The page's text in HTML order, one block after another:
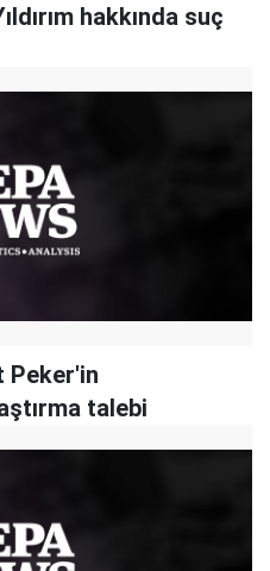
hakkında suç
Peker'in
talebi